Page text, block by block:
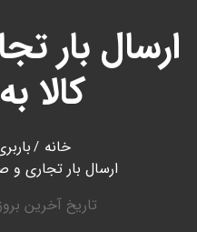
ارسال بار
کالا
خانه
ارسال بار تجاری و
تاریخ آخرین